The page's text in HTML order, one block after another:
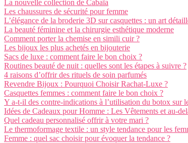
La nouvelle collection de Cabaïa
Les chaussures de sécurité pour femme
L’élégance de la broderie 3D sur casquettes : un art
La beauté féminine et la chirurgie esthétique moderne
Comment porter la chemise en simili cuir ?
Les bijoux les plus achetés en bijouterie
Sacs de luxe : comment faire le bon choix ?
Routines beauté de nuit : quelles sont les étapes à suivre ?
4 raisons d’offrir des rituels de soin parfumés
Revendre Bijoux : Pourquoi Choisir Rachat-Luxe ?
Casquettes femmes : comment faire le bon choix ?
Y a-t-il des contre-indications à l’utilisation du botox sur
Idées de Cadeaux pour Homme : Les Vêtements et au-
Quel cadeau personnalisé offrir à votre mari ?
Le thermoformage textile : un style tendance pour les
Femme : quel sac choisir pour évoquer la tendance ?